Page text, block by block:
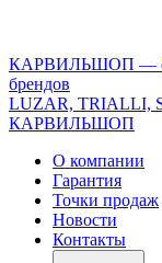
version="1.0"
encoding="utf-
8"?
>
КАРВИЛЬШОП —
брендов
LUZAR, TRIALLI,
КАРВИЛЬШОП
О компании
Гарантия
Точки продаж
Новости
Контакты